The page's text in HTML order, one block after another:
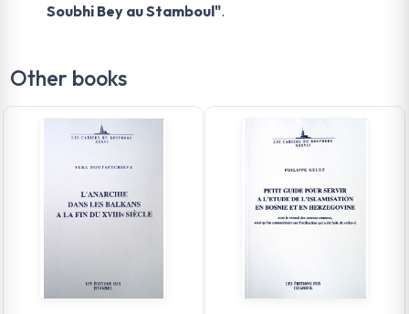
Soubhi Bey au Stamboul".
Other books